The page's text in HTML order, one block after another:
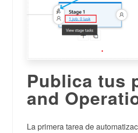
Publica tus
and
La primera tarea de